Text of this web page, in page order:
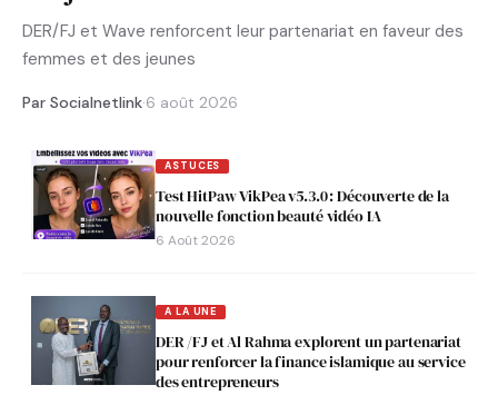
DER/FJ et Wave renforcent leur partenariat en faveur des
femmes et des jeunes
Par Socialnetlink·6 août 2026
ASTUCES
Test HitPaw VikPea v5.3.0 : Découverte de la
nouvelle fonction beauté vidéo IA
6 Août 2026
A LA UNE
DER /FJ et Al Rahma explorent un partenariat
pour renforcer la finance islamique au service
des entrepreneurs